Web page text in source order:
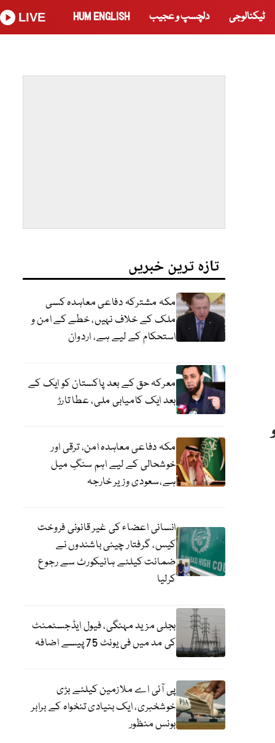
ٹیکنالوجی دلچسپ و عجیب HUM ENGLISH
LIVE
تازہ ترین خبریں
مکہ مشترکہ دفاعی معاہدہ کسی
ملک کے خلاف نہیں، خطے کے امن و
استحکام کے لیے ہے، اردوان
معرکہ حق کے بعد پاکستان کو ایک کے
بعد ایک کامیابی ملی، عطا تارڑ
مکہ دفاعی معاہدہ امن، ترقی اور
خوشحالی کے لیے اہم سنگِ میل
ہے،سعودی وزیر خارجہ
انسانی اعضاء کی غیر قانونی فروخت
کیس، گرفتار چینی باشندوں نے
ضمانت کیلئے ہائیکورٹ سے رجوع
کرلیا
بجلی مزید مہنگی، فیول ایڈجسٹمنٹ
کی مد میں فی یونٹ 75 پیسے اضافہ
پی آئی اے ملازمین کیلئے بڑی
خوشخبری، ایک بنیادی تنخواہ کے برابر
بونس منظور